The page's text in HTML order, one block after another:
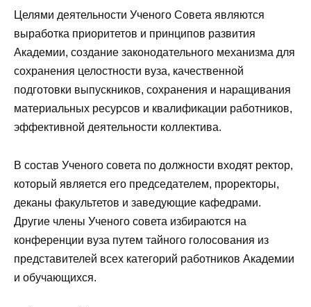
Целями деятельности Ученого Совета являются
выработка приоритетов и принципов развития
Академии, создание законодательного механизма для
сохранения целостности вуза, качественной
подготовки выпускников, сохранения и наращивания
материальных ресурсов и квалификации работников,
эффективной деятельности коллектива.
В состав Ученого совета по должности входят ректор,
который является его председателем, проректоры,
деканы факультетов и заведующие кафедрами.
Другие члены Ученого совета избираются на
конференции вуза путем тайного голосования из
представителей всех категорий работников Академии
и обучающихся.